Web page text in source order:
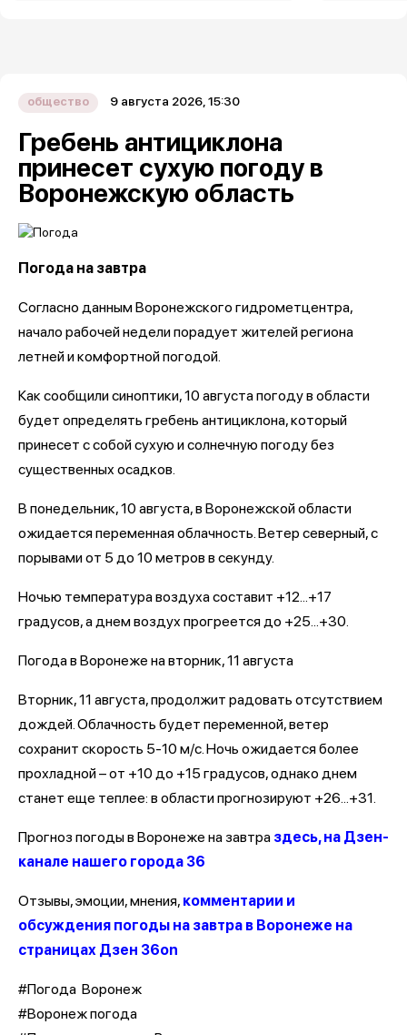
общество 9 августа 2026, 15:30
Гребень антициклона
принесет сухую погоду в
Воронежскую область
Погода на завтра
Согласно данным Воронежского гидрометцентра,
начало рабочей недели порадует жителей региона
летней и комфортной погодой.
Как сообщили синоптики, 10 августа погоду в области
будет определять гребень антициклона, который
принесет с собой сухую и солнечную погоду без
существенных осадков.
В понедельник, 10 августа, в Воронежской области
ожидается переменная облачность. Ветер северный, с
порывами от 5 до 10 метров в секунду.
Ночью температура воздуха составит +12...+17
градусов, а днем воздух прогреется до +25...+30.
Погода в Воронеже на вторник, 11 августа
Вторник, 11 августа, продолжит радовать отсутствием
дождей. Облачность будет переменной, ветер
сохранит скорость 5-10 м/с. Ночь ожидается более
прохладной – от +10 до +15 градусов, однако днем
станет еще теплее: в области прогнозируют +26...+31.
Прогноз погоды в Воронеже на завтра здесь, на Дзен-
канале нашего города 36
Отзывы, эмоции, мнения, комментарии и
обсуждения погоды на завтра в Воронеже на
страницах Дзен 36on
#Погода Воронеж
#Воронеж погода